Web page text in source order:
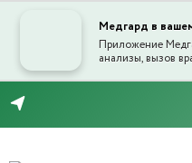
Медгард в
Приложение
анализы, вызов